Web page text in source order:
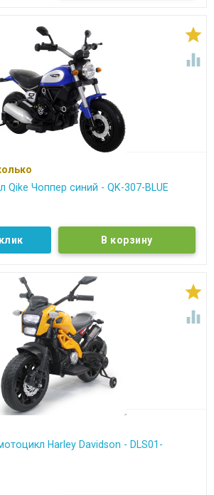


Qike Чоппер синий - QK-307-BLUE


Harley Davidson - DLS01-